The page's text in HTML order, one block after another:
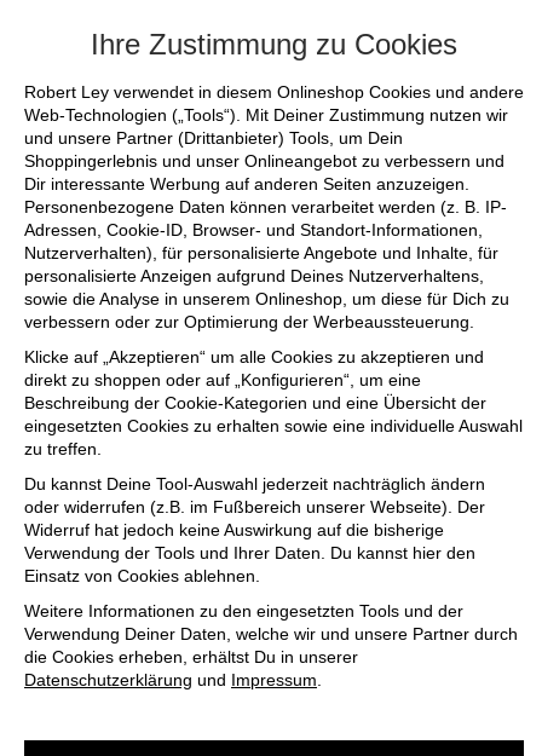
Ihre Zustimmung zu Cookies
Robert Ley verwendet in diesem Onlineshop Cookies und andere
Web-Technologien („Tools“). Mit Deiner Zustimmung nutzen wir
und unsere Partner (Drittanbieter) Tools, um Dein
Shoppingerlebnis und unser Onlineangebot zu verbessern und
Dir interessante Werbung auf anderen Seiten anzuzeigen.
Personenbezogene Daten können verarbeitet werden (z. B. IP-
Adressen, Cookie-ID, Browser- und Standort-Informationen,
Nutzerverhalten), für personalisierte Angebote und Inhalte, für
personalisierte Anzeigen aufgrund Deines Nutzerverhaltens,
sowie die Analyse in unserem Onlineshop, um diese für Dich zu
verbessern oder zur Optimierung der Werbeaussteuerung.
Klicke auf „Akzeptieren“ um alle Cookies zu akzeptieren und
direkt zu shoppen oder auf „Konfigurieren“, um eine
Beschreibung der Cookie-Kategorien und eine Übersicht der
eingesetzten Cookies zu erhalten sowie eine individuelle Auswahl
zu treffen.
Du kannst Deine Tool-Auswahl jederzeit nachträglich ändern
oder widerrufen (z.B. im Fußbereich unserer Webseite). Der
Widerruf hat jedoch keine Auswirkung auf die bisherige
Verwendung der Tools und Ihrer Daten. Du kannst hier den
Einsatz von Cookies ablehnen.
Weitere Informationen zu den eingesetzten Tools und der
Verwendung Deiner Daten, welche wir und unsere Partner durch
die Cookies erheben, erhältst Du in unserer
Datenschutzerklärung und Impressum.